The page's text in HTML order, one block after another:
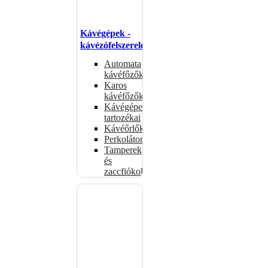
Kávégépek -
kávézófelszerelés
Automata
kávéfőzők
Karos
kávéfőzők
Kávégépek
tartozékai
Kávéőrlők
Perkolátorok
Tamperek
és
zaccfiókok